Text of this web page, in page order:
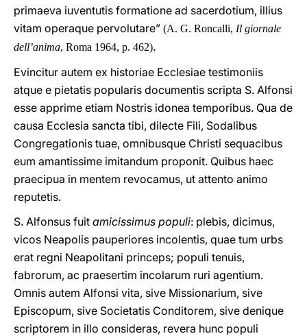
primaeva iuventutis formatione ad sacerdotium, illius
vitam operaque pervolutare” (A. G. Roncalli, Il giornale
dell’anima, Roma 1964, p. 462).
Evincitur autem ex historiae Ecclesiae testimoniis
atque e pietatis popularis documentis scripta S. Alfonsi
esse apprime etiam Nostris idonea temporibus. Qua de
causa Ecclesia sancta tibi, dilecte Fili, Sodalibus
Congregationis tuae, omnibusque Christi sequacibus
eum amantissime imitandum proponit. Quibus haec
praecipua in mentem revocamus, ut attento animo
reputetis.
S. Alfonsus fuit amicissimus populi: plebis, dicimus,
vicos Neapolis pauperiores incolentis, quae tum urbs
erat regni Neapolitani princeps; populi tenuis,
fabrorum, ac praesertim incolarum ruri agentium.
Omnis autem Alfonsi vita, sive Missionarium, sive
Episcopum, sive Societatis Conditorem, sive denique
scriptorem in illo consideras, revera hunc populi